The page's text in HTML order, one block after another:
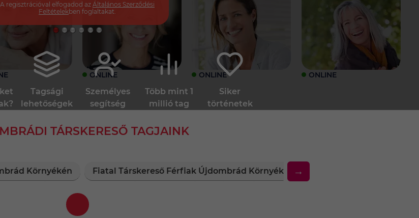
ONLINE ONLINE ONLINE
Tagsági
lehetőségek
Személyes
segítség
Több mint 1
millió tag
Siker
történetek
TÁRSKERESŐ TAGJAINK
Környékén Fiatal Társkereső Férfiak Újdombrád Környékén →
A regisztrációval elfogadod az Általános Szerződési
Feltételekben foglaltakat.